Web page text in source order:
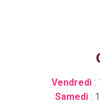
Vendredi :
Samedi :